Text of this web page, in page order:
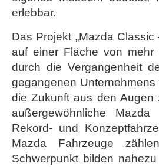
erlebbar.
Das Projekt „Mazda
auf einer Fläche von
durch die Vergangenheit
gegangenen
die Zukunft aus den
außergewöhnliche
Rekord- und
Mazda Fahrzeuge
Schwerpunkt bilden